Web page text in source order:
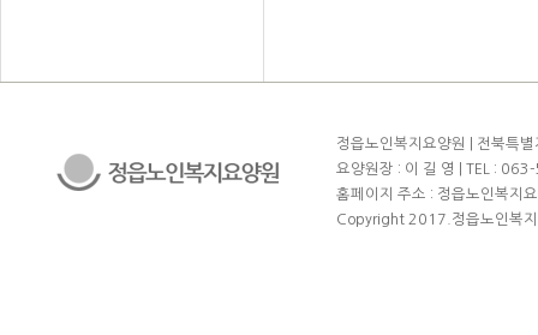
정읍노인복지요양원 | 전북특
요양원장 : 이 길 영 | TEL :
홈페이지 주소 : 정읍노인복지
Copyright 2017.정읍노인복